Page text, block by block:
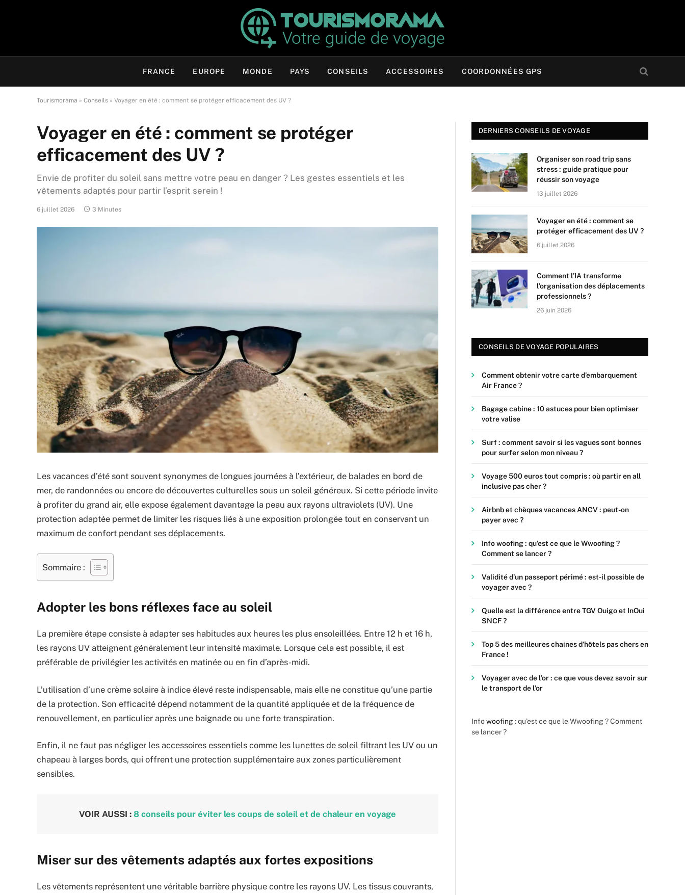
FRANCE EUROPE MONDE PAYS CONSEILS ACCESSOIRES COORDONNÉES GPS
Tourismorama » Conseils » Voyager en été : comment se protéger efficacement des UV ?
Voyager en été : comment se protéger
efficacement des UV ?
Envie de profiter du soleil sans mettre votre peau en danger ? Les gestes essentiels et les
vêtements adaptés pour partir l’esprit serein !
6 juillet 2026 3 Minutes
Les vacances d’été sont souvent synonymes de longues journées à l’extérieur, de balades en bord de
mer, de randonnées ou encore de découvertes culturelles sous un soleil généreux. Si cette période invite
à profiter du grand air, elle expose également davantage la peau aux rayons ultraviolets (UV). Une
protection adaptée permet de limiter les risques liés à une exposition prolongée tout en conservant un
maximum de confort pendant ses déplacements.
Sommaire :
Adopter les bons réflexes face au soleil
La première étape consiste à adapter ses habitudes aux heures les plus ensoleillées. Entre 12 h et 16 h,
les rayons UV atteignent généralement leur intensité maximale. Lorsque cela est possible, il est
préférable de privilégier les activités en matinée ou en fin d’après-midi.
L’utilisation d’une crème solaire à indice élevé reste indispensable, mais elle ne constitue qu’une partie
de la protection. Son efficacité dépend notamment de la quantité appliquée et de la fréquence de
renouvellement, en particulier après une baignade ou une forte transpiration.
Enfin, il ne faut pas négliger les accessoires essentiels comme les lunettes de soleil filtrant les UV ou un
chapeau à larges bords, qui offrent une protection supplémentaire aux zones particulièrement
sensibles.
VOIR AUSSI : 8 conseils pour éviter les coups de soleil et de chaleur en voyage
Miser sur des vêtements adaptés aux fortes expositions
Les vêtements représentent une véritable barrière physique contre les rayons UV. Les tissus couvrants,
DERNIERS CONSEILS DE VOYAGE
Organiser son road trip sans
stress : guide pratique pour
réussir son voyage
13 juillet 2026
Voyager en été : comment se
protéger efficacement des UV ?
6 juillet 2026
Comment l’IA transforme
l’organisation des déplacements
professionnels ?
26 juin 2026
CONSEILS DE VOYAGE POPULAIRES
Comment obtenir votre carte d’embarquement
Air France ?
Bagage cabine : 10 astuces pour bien optimiser
votre valise
Surf : comment savoir si les vagues sont bonnes
pour surfer selon mon niveau ?
Voyage 500 euros tout compris : où partir en all
inclusive pas cher ?
Airbnb et chèques vacances ANCV : peut-on
payer avec ?
Info woofing : qu’est ce que le Wwoofing ?
Comment se lancer ?
Validité d’un passeport périmé : est-il possible de
voyager avec ?
Quelle est la différence entre TGV Ouigo et InOui
SNCF ?
Top 5 des meilleures chaines d’hôtels pas chers en
France !
Voyager avec de l’or : ce que vous devez savoir sur
le transport de l’or
Infowoofing: qu’est ce que le Wwoofing ? Comment
se lancer ?